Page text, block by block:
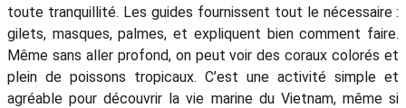
toute tranquillité. Les guides fournissent tout le nécessaire :
gilets, masques, palmes, et expliquent bien comment faire.
Même sans aller profond, on peut voir des coraux colorés et
plein de poissons tropicaux. C’est une activité simple et
agréable pour découvrir la vie marine du Vietnam, même si